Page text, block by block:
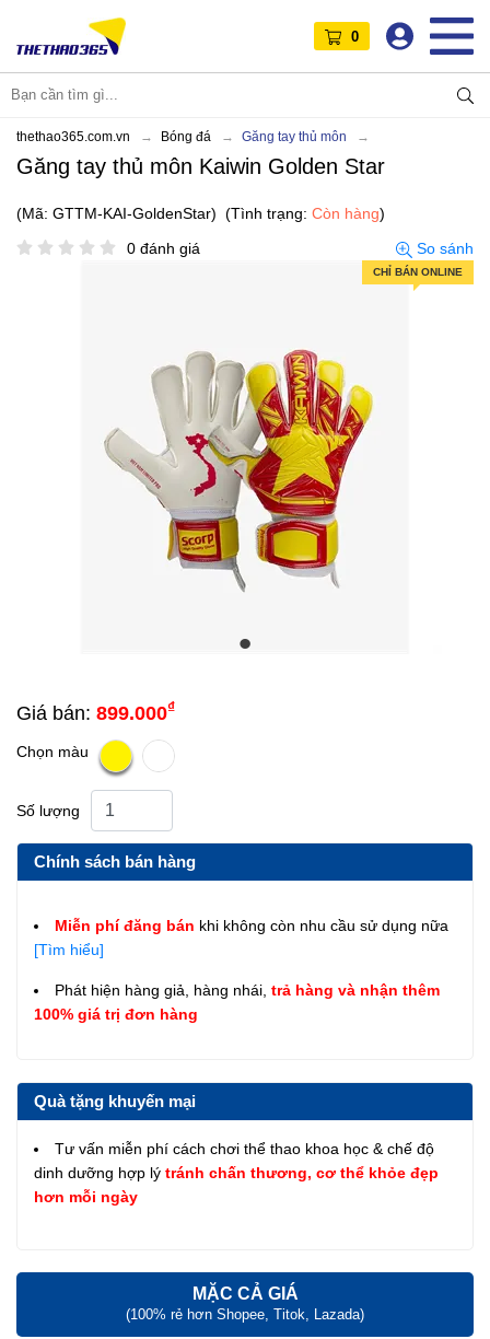
0
thethao365.com.vn Bóng đá Găng tay thủ môn
Găng tay thủ môn Kaiwin Golden Star
(Mã: GTTM-KAI-GoldenStar) (Tình trạng: Còn hàng)
0 đánh giá
So sánh
CHỈ BÁN ONLINE
Giá bán: 899.000₫
Chọn màu
Số lượng
Chính sách bán hàng
Miễn phí đăng bán khi không còn nhu cầu sử dụng nữa
[Tìm hiểu]
Phát hiện hàng giả, hàng nhái, trả hàng và nhận thêm
100% giá trị đơn hàng
Quà tặng khuyến mại
Tư vấn miễn phí cách chơi thể thao khoa học & chế độ
dinh dưỡng hợp lý tránh chấn thương, cơ thể khỏe đẹp
hơn mỗi ngày
MẶC CẢ GIÁ
(100% rẻ hơn Shopee, Titok, Lazada)